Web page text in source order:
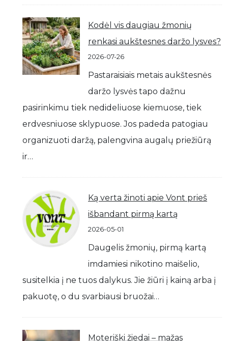
Kodėl vis daugiau žmonių
renkasi aukštesnes daržo lysves?
2026-07-26
Pastaraisiais metais aukštesnės
daržo lysvės tapo dažnu
pasirinkimu tiek nedideliuose kiemuose, tiek
erdvesniuose sklypuose. Jos padeda patogiau
organizuoti daržą, palengvina augalų priežiūrą
ir…
Ką verta žinoti apie Vont prieš
išbandant pirmą kartą
2026-05-01
Daugelis žmonių, pirmą kartą
imdamiesi nikotino maišelio,
susitelkia į ne tuos dalykus. Jie žiūri į kainą arba į
pakuotę, o du svarbiausi bruožai…
Moteriški žiedai – mažas